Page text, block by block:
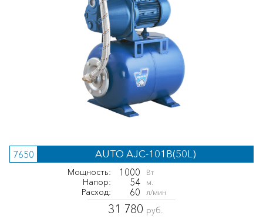
7650 AUTO AJC-101B(50L)
Мощность: 1000 Вт
Напор: 54 м.
Расход: 60 л/мин
31 780 руб.